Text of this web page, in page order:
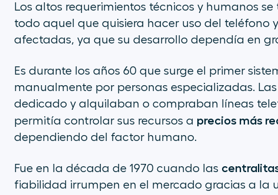
Los altos requerimientos técnicos y humanos
todo aquel que quisiera hacer uso del teléfono
afectadas, ya que su desarrollo dependía en
Es durante los años 60 que surge el primer
manualmente por personas especializadas.
dedicado y alquilaban o compraban líneas
permitía controlar sus recursos a precios más
dependiendo del factor humano.
Fue en la década de 1970 cuando las
fiabilidad irrumpen en el mercado gracias a la